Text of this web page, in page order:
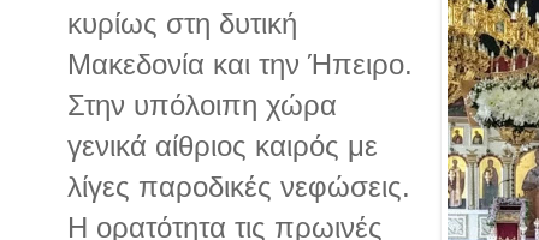
κυρίως στη δυτική
Μακεδονία και την Ήπειρο.
Στην υπόλοιπη χώρα
γενικά αίθριος καιρός με
λίγες παροδικές νεφώσεις.
Η ορατότητα τις πρωινές